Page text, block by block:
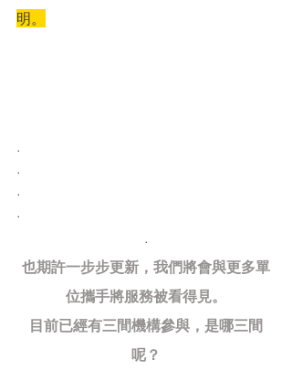
明。
.
.
.
.
.
也期許一步步更新，我們將會與更多單
位攜手將服務被看得見。
目前已經有三間機構參與，是哪三間
呢？